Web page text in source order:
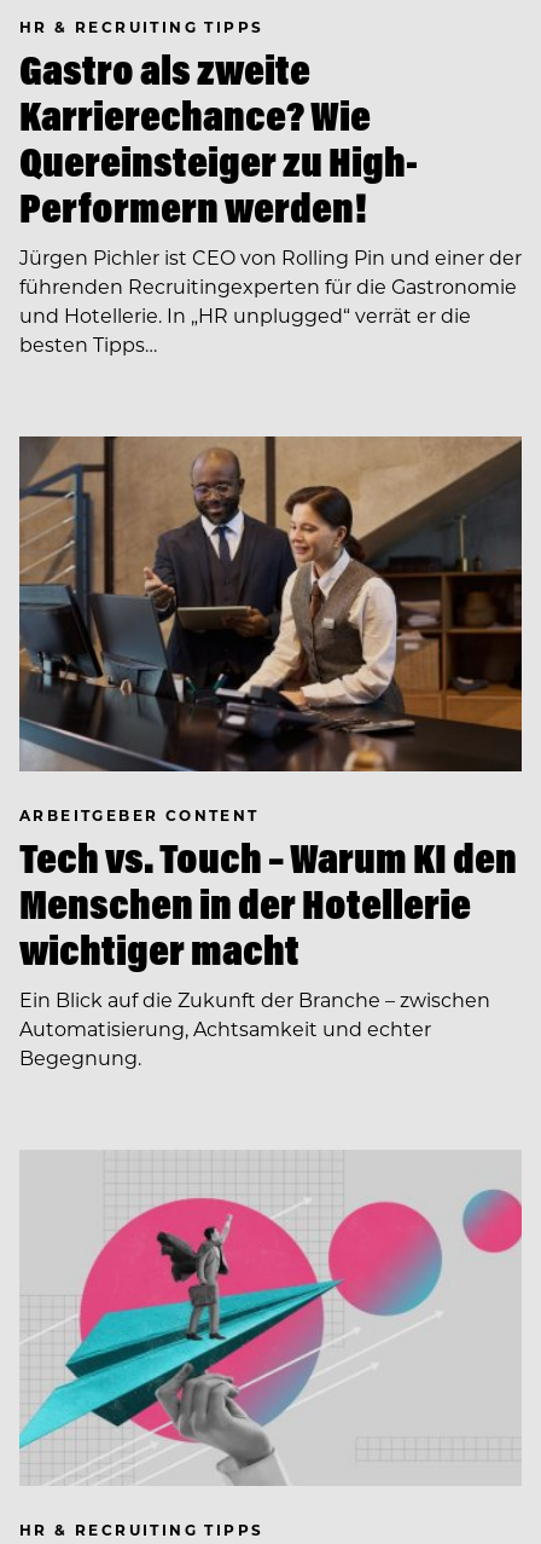
HR & RECRUITING TIPPS
Gastro als zweite
Karrierechance? Wie
Quereinsteiger zu High-
Performern werden!
Jürgen Pichler ist CEO von Rolling Pin und einer der
führenden Recruiting­experten für die Gastronomie
und Hotellerie. In ­­„HR unplugged“ verrät er die
besten Tipps…
ARBEITGEBER CONTENT
Tech vs. Touch – Warum KI den
Menschen in der Hotellerie
wichtiger macht
Ein Blick auf die Zukunft der Branche – zwischen
Automatisierung, Achtsamkeit und echter
Begegnung.
HR & RECRUITING TIPPS